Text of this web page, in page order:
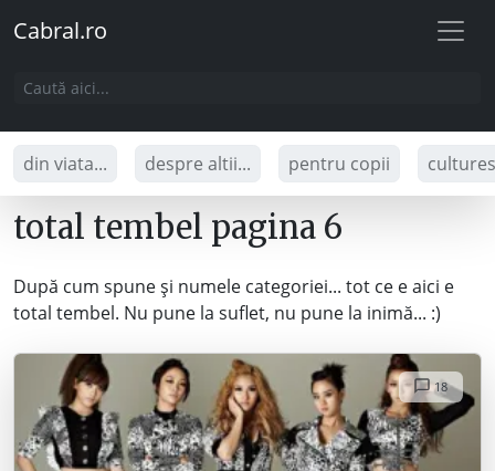
Cabral.ro
din viata... despre altii... pentru copii
total tembel pagina 6
După cum spune și numele categoriei... tot ce e aici e
total tembel. Nu pune la suflet, nu pune la inimă... :)
18